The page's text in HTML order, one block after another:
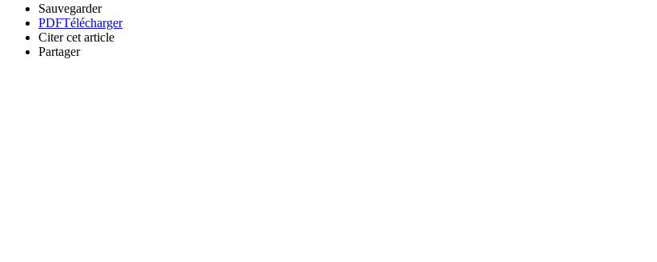
Sauvegarder
PDFTélécharger
Citer cet article
Partager